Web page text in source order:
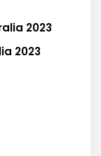
2023